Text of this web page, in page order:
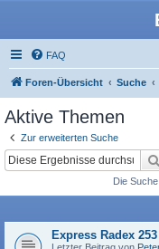
FAQ
Foren-Übersicht Suche
Aktive Themen
Zur erweiterten Suche
Die
Express Radex 253
Letzter Beitrag von